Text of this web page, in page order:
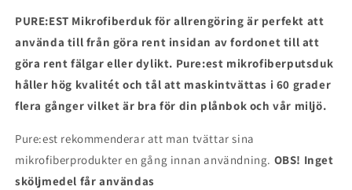
PURE:EST Mikrofiberduk för allrengöring är perfekt att
använda till från göra rent insidan av fordonet till att
göra rent fälgar eller dylikt. Pure:est mikrofiberputsduk
håller hög kvalitét och tål att maskintvättas i 60 grader
flera gånger vilket är bra för din plånbok och vår miljö.
Pure:est rekommenderar att man tvättar sina
mikrofiberprodukter en gång innan användning. OBS! Inget
sköljmedel får användas